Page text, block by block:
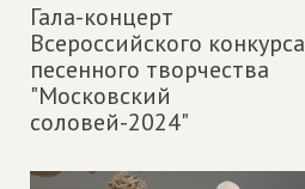
Гала-концерт
Всероссийского конкурса
песенного творчества
"Московский
соловей-2024"